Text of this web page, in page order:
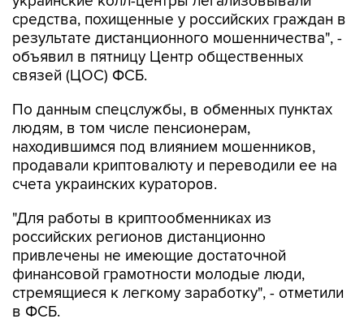
средства, похищенные у российских граждан в
результате дистанционного мошенничества", -
объявил в пятницу Центр общественных
связей (ЦОС) ФСБ.
По данным спецслужбы, в обменных пунктах
людям, в том числе пенсионерам,
находившимся под влиянием мошенников,
продавали криптовалюту и переводили ее на
счета украинских кураторов.
"Для работы в криптообменниках из
российских регионов дистанционно
привлечены не имеющие достаточной
финансовой грамотности молодые люди,
стремящиеся к легкому заработку", - отметили
в ФСБ.